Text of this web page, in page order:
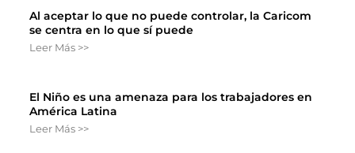
Al aceptar lo que no puede controlar, la Caricom
se centra en lo que sí puede
Leer Más >>
El Niño es una amenaza para los trabajadores en
América Latina
Leer Más >>